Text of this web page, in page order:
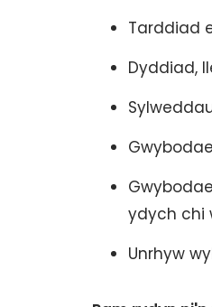
Tarddiad
Dyddiad,
ydych chi
Unrhyw